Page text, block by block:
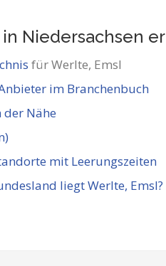
Niedersachsen
für Werlte, Emsl
im Branchenbuch
der Nähe
mit Leerungszeiten
liegt Werlte, Emsl?